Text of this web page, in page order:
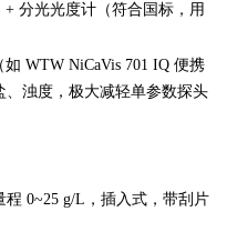
+ 分光光度计（符合国标，用
WTW NiCaVis 701 IQ 便携
、浊度，极大减轻单参数探头
程 0~25 g/L，插入式，带刮片